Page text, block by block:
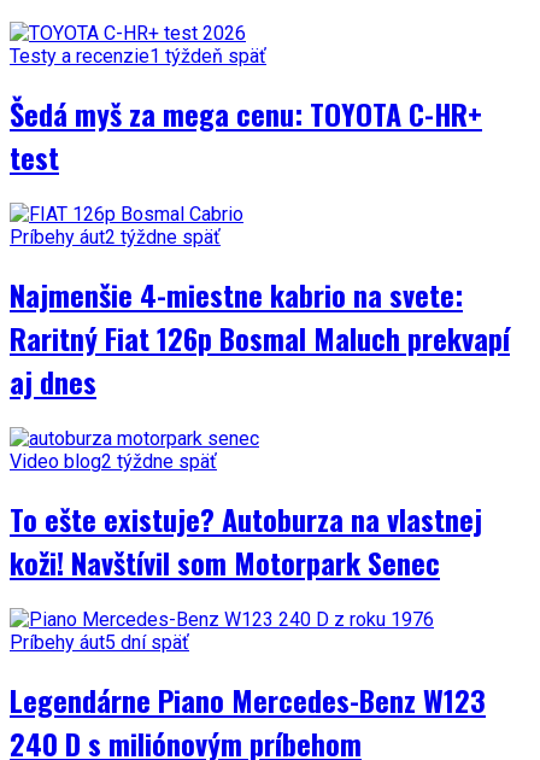
Testy a recenzie1 týždeň späť
Šedá myš za mega cenu: TOYOTA C-HR+
test
Príbehy áut2 týždne späť
Najmenšie 4-miestne kabrio na svete:
Raritný Fiat 126p Bosmal Maluch prekvapí
aj dnes
Video blog2 týždne späť
To ešte existuje? Autoburza na vlastnej
koži! Navštívil som Motorpark Senec
Príbehy áut5 dní späť
Legendárne Piano Mercedes-Benz W123
240 D s miliónovým príbehom